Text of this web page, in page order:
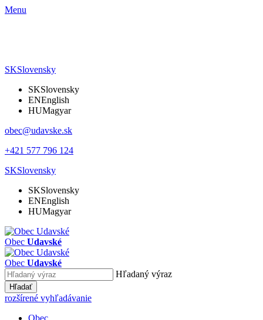
Menu
SKSlovensky
SKSlovensky
ENEnglish
HUMagyar
obec@udavske.sk
+421 577 796 124
SKSlovensky
SKSlovensky
ENEnglish
HUMagyar
Obec Udavské
Obec Udavské
Hľadaný výraz
Hľadať
rozšírené vyhľadávanie
Obec